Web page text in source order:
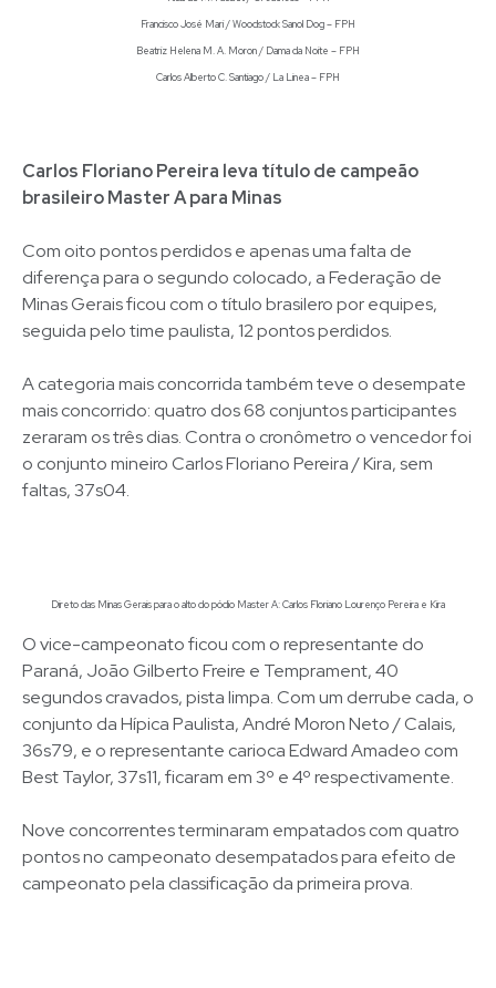
Francisco José Mari / Woodstock Sanol Dog – FPH
Beatriz Helena M. A. Moron / Dama da Noite – FPH
Carlos Alberto C. Santiago / La Linea – FPH
Carlos Floriano Pereira leva título de campeão
brasileiro Master A para Minas
Com oito pontos perdidos e apenas uma falta de
diferença para o segundo colocado, a Federação de
Minas Gerais ficou com o título brasilero por equipes,
seguida pelo time paulista, 12 pontos perdidos.
A categoria mais concorrida também teve o desempate
mais concorrido: quatro dos 68 conjuntos participantes
zeraram os três dias. Contra o cronômetro o vencedor foi
o conjunto mineiro Carlos Floriano Pereira / Kira, sem
faltas, 37s04.
Direto das Minas Gerais para o alto do pódio Master A: Carlos Floriano Lourenço Pereira e Kira
O vice-campeonato ficou com o representante do
Paraná, João Gilberto Freire e Temprament, 40
segundos cravados, pista limpa. Com um derrube cada, o
conjunto da Hípica Paulista, André Moron Neto / Calais,
36s79, e o representante carioca Edward Amadeo com
Best Taylor, 37s11, ficaram em 3º e 4º respectivamente.
Nove concorrentes terminaram empatados com quatro
pontos no campeonato desempatados para efeito de
campeonato pela classificação da primeira prova.